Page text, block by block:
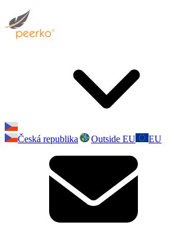
Česká republika
Outside EU EU